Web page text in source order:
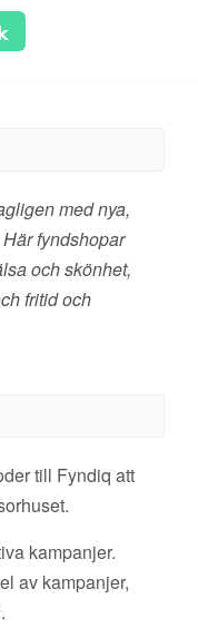
med nya,
fyndshopar
och skönhet,
fritid och
till Fyndiq att
kampanjer.
av kampanjer,